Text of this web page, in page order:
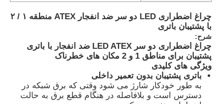
چراغ اضطراری LED دو سر ضد انفجار ATEX منطقه ۱ / ۲
با پشتیبان باتری
شرح:
چراغ اضطراری دو سر LED ATEX ضد انفجار با باتری
پشتیبان برای مناطق 1 و 2 مکان های خطرناک
ویژگی های کلیدی
باتری پشتیبان بدون تعمیر داخلی
به طور خودکار شارژ می شود وقتی که برق شبکه در
دسترس است و بلافاصله در هنگام قطع برق به حالت